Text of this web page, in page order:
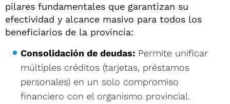
pilares fundamentales que garantizan su
efectividad y alcance masivo para todos los
beneficiarios de la provincia:
Consolidación de deudas: Permite unificar
múltiples créditos (tarjetas, préstamos
personales) en un solo compromiso
financiero con el organismo provincial.